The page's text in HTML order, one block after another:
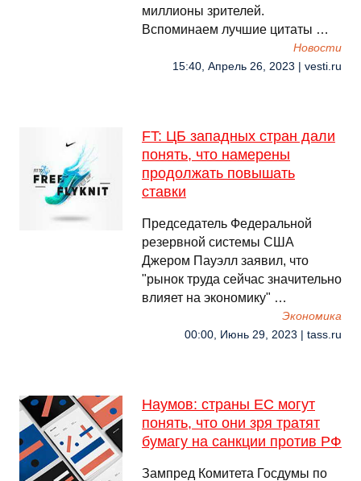
миллионы зрителей.
Вспоминаем лучшие цитаты …
Новости
15:40, Апрель 26, 2023 | vesti.ru
FT: ЦБ западных стран дали
понять, что намерены
продолжать повышать
ставки
Председатель Федеральной
резервной системы США
Джером Пауэлл заявил, что
"рынок труда сейчас значительно
влияет на экономику" …
Экономика
00:00, Июнь 29, 2023 | tass.ru
Наумов: страны ЕС могут
понять, что они зря тратят
бумагу на санкции против РФ
Зампред Комитета Госдумы по